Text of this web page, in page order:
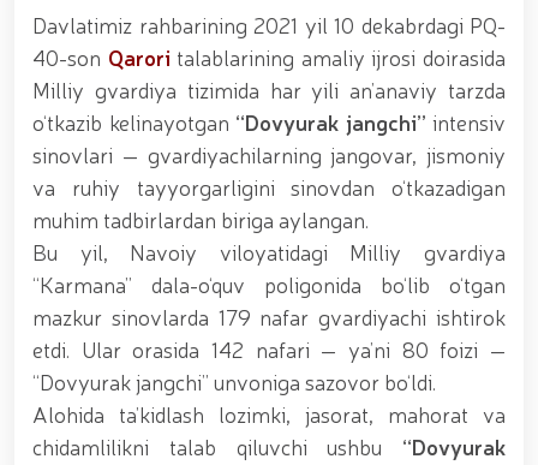
olindi. // “Uyg‘oq xotira” nomli teatrlashtirilgan
musiqiy konsert dasturi namoyish qilindi.// “Uch
avlod uchrashuvi” hamda “Bizning qahramonlar”
kitobining taqdimotiga bag‘ishlangan tadbir tashkil
etildi.// “Men G‘olib Run” yugurish musobaqasida
gvardiyachilar faxrli o'rinlarni egallashdi.//
Hamkorlikdagi profilaktik tadbirlar davom
ettirilmoqda. Xavfsiz muhitni ta’minlashga
qaratilgan chora-tadbirlar Milliy gvardiya
qo‘mondoni general-polkovnik B. Tashmatov
rahbarligida Yunusobod tumanida amalga oshirildi //
Buyuk davlat arbobi Sohibqiron Amir Temur
tavalludining 690 yilligi munosabati bilan,
O‘zbekiston Milliy kino san'ati saroyida Milliy
gvardiya tizimidagi yoshlar bilan uchrashuv bo‘lib
o‘tdi. // Bayram kunlarida xavfsizlik toʻliq taʼminlandi
// Navroʻz shukuhi: otliq paradlar tashkil etildi //
“Navroʻzni ulugʻlash – insonni ulugʻlashdir!” shiori
ostida bayram sayli // Askarlar kasb-hunar
Davlatimiz rahbarining 2021 yil 10 dekabrdagi PQ-
40-son Qarori talablarining amaliy ijrosi doirasida
Milliy gvardiya tizimida har yili an’anaviy tarzda
o‘tkazib kelinayotgan “Dovyurak jangchi” intensiv
sinovlari — gvardiyachilarning jangovar, jismoniy
va ruhiy tayyorgarligini sinovdan o‘tkazadigan
muhim tadbirlardan biriga aylangan.
Bu yil, Navoiy viloyatidagi Milliy gvardiya
“Karmana” dala-o‘quv poligonida bo‘lib o‘tgan
mazkur sinovlarda 179 nafar gvardiyachi ishtirok
etdi. Ular orasida 142 nafari — ya’ni 80 foizi —
“Dovyurak jangchi” unvoniga sazovor bo‘ldi.
Alohida ta’kidlash lozimki, jasorat, mahorat va
chidamlilikni talab qiluvchi ushbu “Dovyurak